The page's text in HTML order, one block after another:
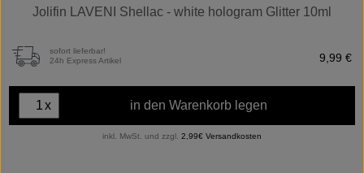
Jolifin LAVENI Shellac - white hologram Glitter 10ml
sofort lieferbar!
24h Express Artikel
9,99 €
x in den Warenkorb legen
inkl. MwSt. und zzgl. 2,99€ Versandkosten